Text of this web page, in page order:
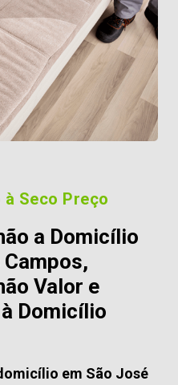
Seco Preço
a Domicílio
Valor e
Domicílio
em São José